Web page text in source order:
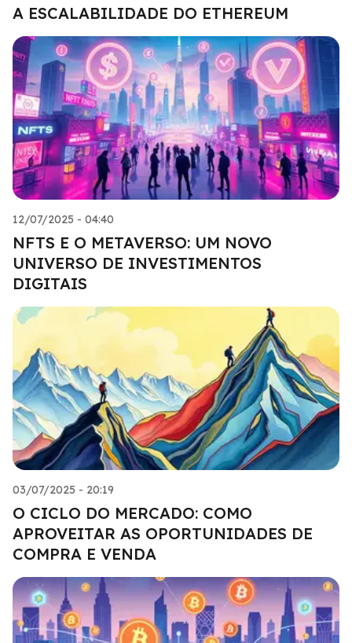
A ESCALABILIDADE DO ETHEREUM
12/07/2025 - 04:40
NFTS E O METAVERSO: UM NOVO
UNIVERSO DE INVESTIMENTOS
DIGITAIS
03/07/2025 - 20:19
O CICLO DO MERCADO: COMO
APROVEITAR AS OPORTUNIDADES DE
COMPRA E VENDA